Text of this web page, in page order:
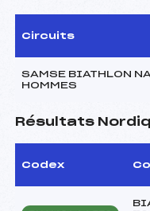
Circuits
SAMSE BIATHLON
HOMMES
Résultats
Codex